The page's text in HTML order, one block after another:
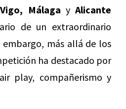
Málaga yAlicante
de un extraordinario
embargo, más allá de los
ha destacado por
play, compañerismo y